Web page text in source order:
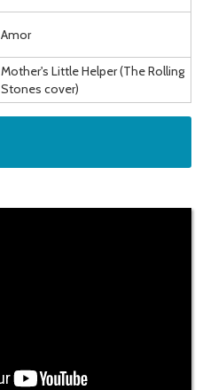
Amor
Mother's Little Helper (The Rolling
Stones cover)